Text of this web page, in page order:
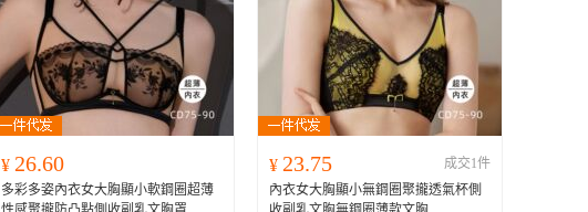
¥ 26.60
多彩多姿內衣女大胸顯小軟鋼圈超薄
¥ 23.75
成交1件
內衣女大胸顯小無鋼圈聚攏透氣杯側